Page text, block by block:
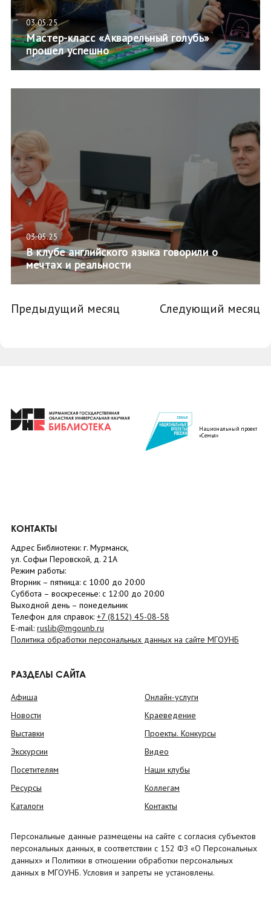
03.05.25
Мастер-класс «Акварельный голубь»
прошел успешно
03.05.25
В клубе английского языка говорили о
мечтах и реальности
Предыдущий месяц Следующий месяц
Национальный проект
«Семья»
КОНТАКТЫ
Адрес Библиотеки: г. Мурманск,
ул. Софьи Перовской, д. 21А
Режим работы:
Вторник – пятница: с 10:00 до 20:00
Суббота – воскресенье: c 12:00 до 20:00
Выходной день – понедельник
Телефон для справок: +7 (8152) 45-08-58
E-mail: ruslib@mgounb.ru
Политика обработки персональных данных на сайте МГОУНБ
РАЗДЕЛЫ САЙТА
Афиша
Новости
Выставки
Экскурсии
Посетителям
Ресурсы
Каталоги
Онлайн-услуги
Краеведение
Проекты. Конкурсы
Видео
Наши клубы
Коллегам
Контакты
Персональные данные размещены на сайте с согласия субъектов
персональных данных, в соответствии с 152 ФЗ «О Персональных
данных» и Политики в отношении обработки персональных
данных в МГОУНБ. Условия и запреты не установлены.